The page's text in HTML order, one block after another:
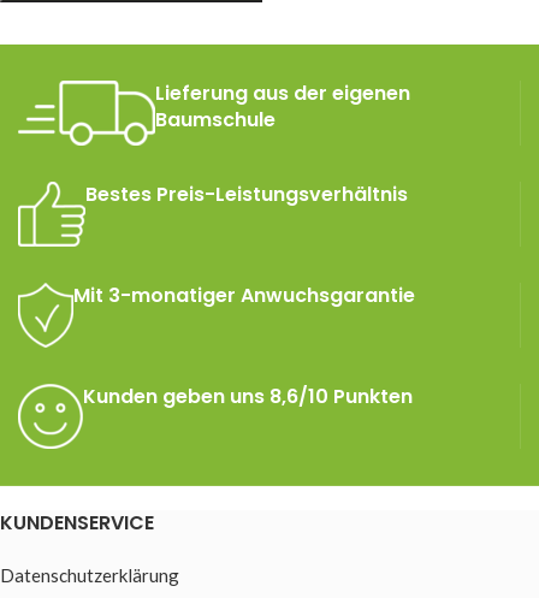
Lieferung aus der eigenen
Baumschule
Bestes Preis-Leistungsverhältnis
Mit 3-monatiger Anwuchsgarantie
Kunden geben uns 8,6/10 Punkten
KUNDENSERVICE
Datenschutzerklärung